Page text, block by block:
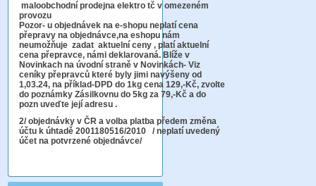
maloobchodní prodejna elektro tč v omezeném
provozu
Pozor- u objednávek na e-shopu neplatí cena
přepravy na objednávce,na eshopu nám
neumožňuje zadat aktuelní ceny , platí aktuelní
cena přepravce, námi deklarovaná. Blíže v
Novinkach na úvodní straně v Novinkách- Viz
ceníky přepravců které byly jimi navýšeny od
1,03.24, na příklad-DPD do 1kg cena 129,-Kč, zvolte
do poznámky Zásilkovnu do 5kg za 79,-Kč a do
pozn uveďte její adresu .
2/ objednávky v ČR a volba platba předem změna
účtu k úhtadě 2001180516/2010 / neplatí uvedený
účet na potvrzené objednávce/